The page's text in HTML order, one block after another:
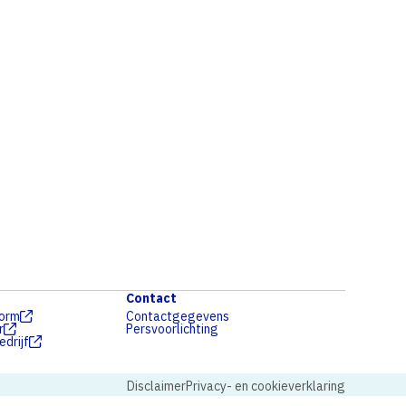
Contact
Contactgegevens
Persvoorlichting
DisclaimerPrivacy- en cookieverklaring